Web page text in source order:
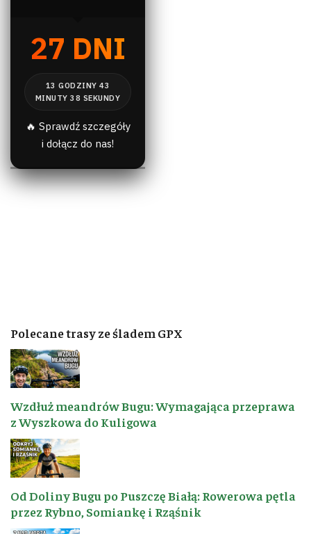
27 DNI
🔥 Sprawdź szczegóły
i dołącz do nas!
Polecane trasy ze śladem GPX
Wzdłuż meandrów Bugu: Wymagająca przeprawa
z Wyszkowa do Kuligowa
Od Doliny Bugu po Puszczę Białą: Rowerowa pętla
przez Rybno, Somiankę i Rząśnik